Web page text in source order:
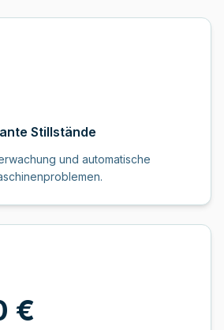
Stillstände
und automatische
€